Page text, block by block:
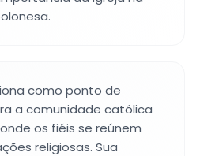
como ponto de
a comunidade católica
os fiéis se reúnem
religiosas. Sua